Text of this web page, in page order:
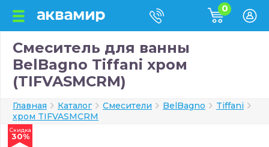
0
Смеситель для ванны
BelBagno Tiffani хром
(TIFVASMCRM)
Главная Каталог Смесители BelBagno
Tiffani
хром TIFVASMCRM
Скидка
30%